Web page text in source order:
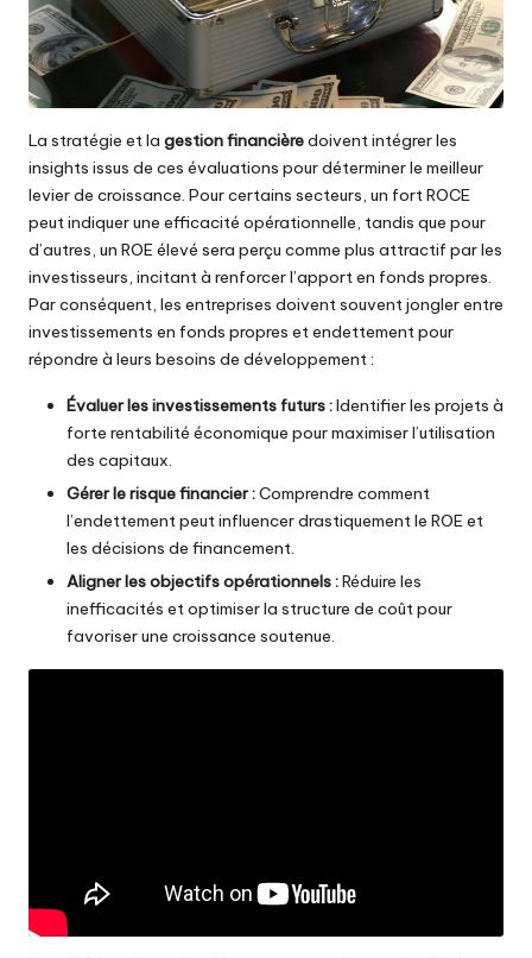
La stratégie et la gestion financièredoivent intégrer les
insights issus de ces évaluations pour déterminer le meilleur
levier de croissance. Pour certains secteurs, un fort ROCE
peut indiquer une efficacité opérationnelle, tandis que pour
d’autres, un ROE élevé sera perçu comme plus attractif par les
investisseurs, incitant à renforcer l’apport en fonds propres.
Par conséquent, les entreprises doivent souvent jongler entre
investissements en fonds propres et endettement pour
répondre à leurs besoins de développement :
Évaluer les investissements futurs :Identifier les projets à
forte rentabilité économique pour maximiser l’utilisation
des capitaux.
Gérer le risque financier :Comprendre comment
l’endettement peut influencer drastiquement le ROE et
les décisions de financement.
Aligner les objectifs opérationnels :Réduire les
inefficacités et optimiser la structure de coûtpour
favoriser une croissance soutenue.